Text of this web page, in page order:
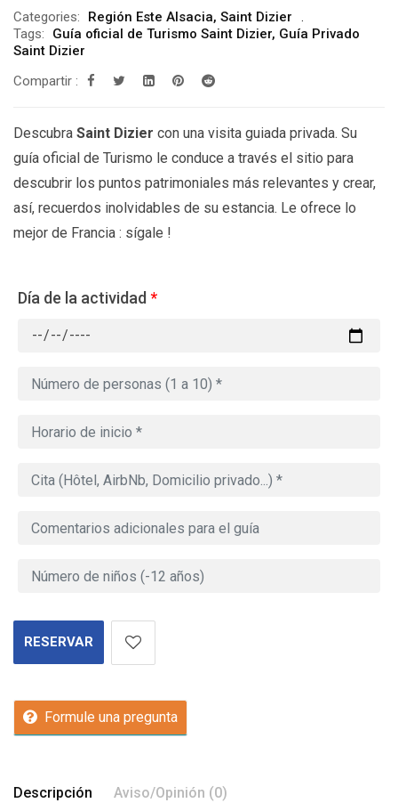
Categories: Región Este Alsacia, Saint Dizier
Tags:
Guía oficial de Turismo Saint Dizier, Guía Privado
Saint Dizier
Compartir :
Descubra Saint Dizier con una visita guiada privada. Su
guía oficial de Turismo le conduce a través el sitio para
descubrir los puntos patrimoniales más relevantes y crear,
así, recuerdos inolvidables de su estancia. Le ofrece lo
mejor de Francia : sígale !
Día de la actividad *
RESERVAR
Formule una pregunta
Descripción Aviso/Opinión (0)